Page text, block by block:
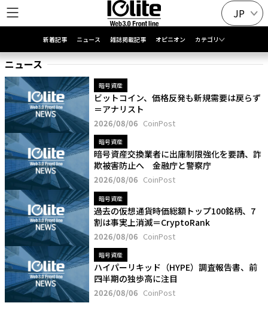
JP
新着記事 ニュース 雑誌掲載記事 オピニオン カテゴリ
ニュース
暗号資産
ビットコイン、価格反発も新規需要は戻らず
＝アナリスト
2026/08/06 CoinPost
暗号資産
暗号資産交換業者に出庫制限強化を要請、詐
欺被害防止へ 金融庁と警察庁
2026/08/06 CoinPost
暗号資産
過去の仮想通貨時価総額トップ100銘柄、7
割は事実上消滅＝CryptoRank
2026/08/06 CoinPost
暗号資産
ハイパーリキッド（HYPE）調査報告書、前
四半期の独歩高に注目
2026/08/06 CoinPost